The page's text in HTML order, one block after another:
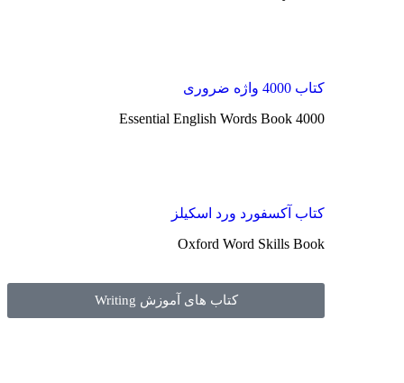
کتاب 4000 واژه ضروری
4000 Essential English Words Book
کتاب آکسفورد ورد اسکیلز
Oxford Word Skills Book
کتاب های آموزش Writing